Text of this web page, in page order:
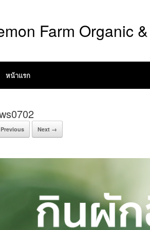
Farm Organic
หน้าแรก
Next →